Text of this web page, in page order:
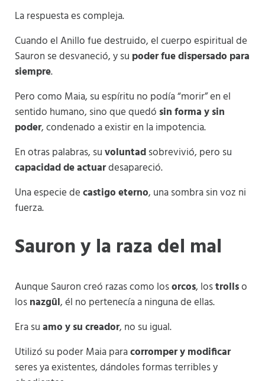
La respuesta es compleja.
Cuando el Anillo fue destruido, el cuerpo espiritual de
Sauron se desvaneció, y su poder fue dispersado para
siempre.
Pero como Maia, su espíritu no podía “morir” en el
sentido humano, sino que quedó sin forma y sin
poder, condenado a existir en la impotencia.
En otras palabras, suvoluntadsobrevivió, pero su
capacidad de actuardesapareció.
Una especie decastigo eterno, una sombra sin voz ni
fuerza.
Sauron y la raza del mal
Aunque Sauron creó razas como losorcos, lostrollso
losnazgûl, él no pertenecía a ninguna de ellas.
Era suamo y su creador, no su igual.
Utilizó su poder Maia paracorromper y modificar
seres ya existentes, dándoles formas terribles y